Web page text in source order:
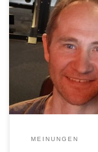
„ Ich bin Grabriel, 44
als
dass es so groß ist,
die gute
ich immer einen
MEINUNGEN